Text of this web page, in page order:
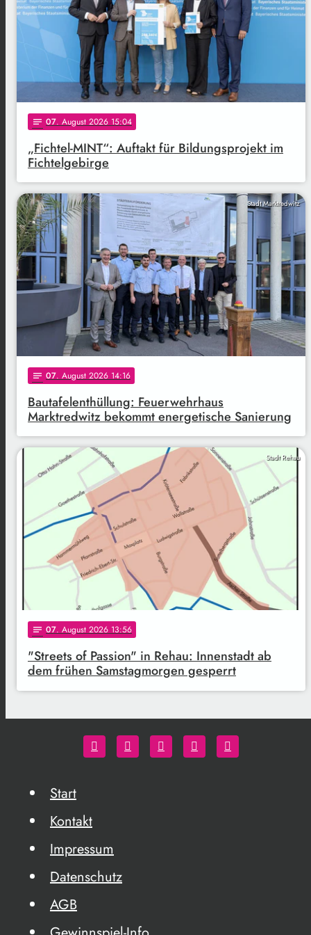
notes 07. August 2026 15:04
„Fichtel-MINT“: Auftakt für Bildungsprojekt im
Fichtelgebirge
Stadt Marktredwitz
notes 07. August 2026 14:16
Bautafelenthüllung: Feuerwehrhaus
Marktredwitz bekommt energetische Sanierung
Stadt Rehau
notes 07. August 2026 13:56
"Streets of Passion" in Rehau: Innenstadt ab
dem frühen Samstagmorgen gesperrt
Start
Kontakt
Impressum
Datenschutz
AGB